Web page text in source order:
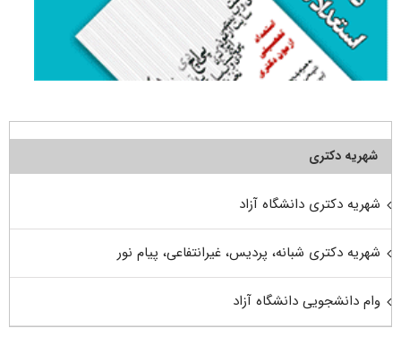
شهریه دکتری
شهریه دکتری دانشگاه آزاد
شهریه دکتری شبانه، پردیس، غیرانتفاعی، پیام نور
وام دانشجویی دانشگاه آزاد